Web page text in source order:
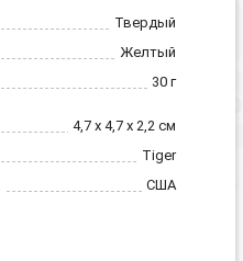
Твердый
Желтый
30 г
4,7 x 4,7 x 2,2 см
Tiger
США